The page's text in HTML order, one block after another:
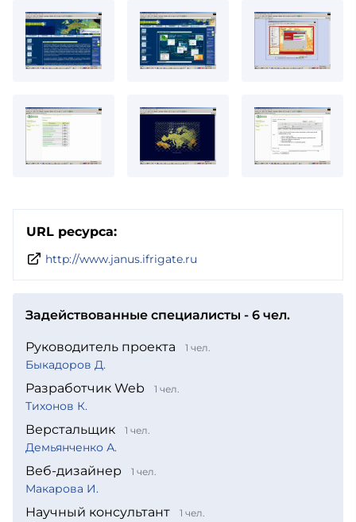
URL ресурса:
http://www.janus.ifrigate.ru
Задействованные специалисты - 6 чел.
Руководитель проекта 1 чел.
Быкадоров Д.
Разработчик Web 1 чел.
Тихонов К.
Верстальщик 1 чел.
Демьянченко А.
Веб-дизайнер 1 чел.
Макарова И.
Научный консультант 1 чел.